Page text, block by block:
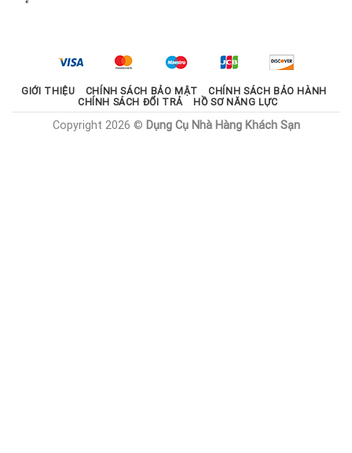
1.785.000 ₫.
GIỚI THIỆU CHÍNH SÁCH BẢO MẬT
CHÍNH SÁCH BẢO HÀNH
CHÍNH SÁCH ĐỔI TRẢ
HỒ SƠ NĂNG LỰC
Copyright 2026 © Dụng Cụ Nhà Hàng Khách Sạn